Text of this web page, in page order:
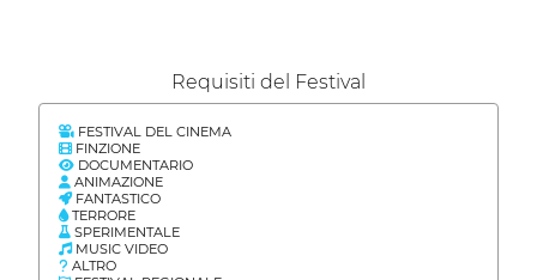
Requisiti del Festival
FESTIVAL DEL CINEMA
FINZIONE
DOCUMENTARIO
ANIMAZIONE
FANTASTICO
TERRORE
SPERIMENTALE
MUSIC VIDEO
ALTRO